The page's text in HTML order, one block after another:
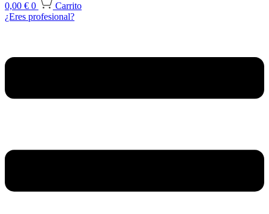
0,00 € 0
Carrito
¿Eres profesional?